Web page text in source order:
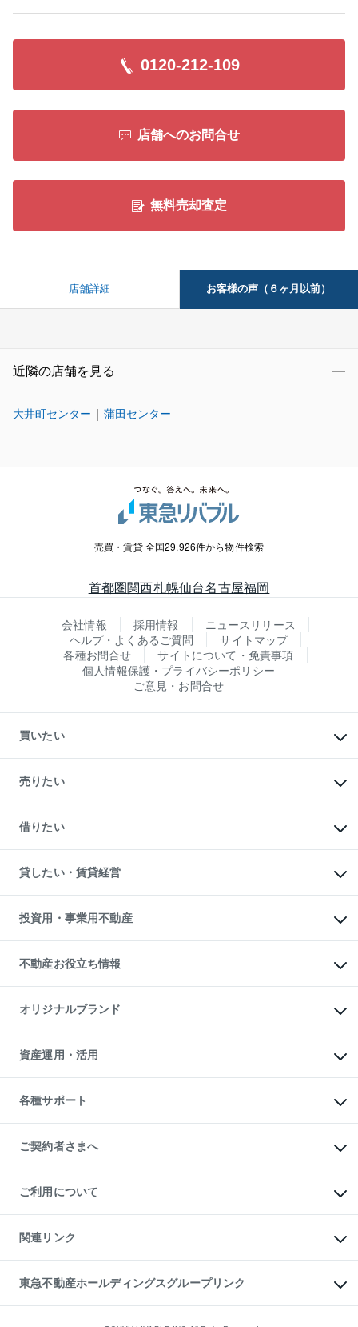
0120-212-109
店舗へのお問合せ
無料売却査定
店舗詳細 お客様の声（６ヶ月以前）
近隣の店舗を見る
大井町センター 蒲田センター
売買・賃貸 全国29,926件から物件検索
首都圏関西札幌仙台名古屋福岡
会社情報 採用情報
ニュースリリース
ヘルプ・よくあるご質問
サイトマップ
各種お問合せ
サイトについて・免責事項
個人情報保護・プライバシーポリシー
ご意見・お問合せ
買いたい
新築・分譲マンションの購入
中古マンションの購入
一戸建ての購入
中古一戸建ての購入
不動産購入の流れ
注目キーワード物件特集
購入ガイド
English 繁体中文簡体中文
売りたい
一戸建ての売却・査定
土地の売却・査定
スピードAI査定
不動産査定について
不動産売却の流れ
不動産買換えの流れ
売却ガイド
借りたい
オフィス・店舗の賃貸
借りるときの流れ
借りるガイド
貸したい・賃貸経営
マンション賃料データ
賃貸管理プラン
リロケーションについて
貸すガイド
投資用・事業用不動産
事業用不動産
マンション投資
投資用マンション
アパート経営
収益物件
ビル購入（ビル一棟）
投資用不動産の売却査定
事業用不動産の売却査定
不動産お役立ち情報
マンションライブラリー
人気マンションランキング
暮らしに役立つ不動産メディア
不動産相場・不動産価格情報
不動産コラム・ニュース
不動産用語集
不動産なんでもネット相談室
住まいの税金
オリジナルブランド
一棟リノベーションマンション
L`GENTE（ルジェンテ）
区分リノベーションマンション
投資用一棟レジデンスWELL
不動産小口投資
LEGACIA（レガシア）
資産運用・活用
不動産M&A
アセットマネジメント・出資
各種サポート
相続サポート
リフォームサポート
ご契約者さまへ
ご紹介・再契約特典
入居者様専用-各種ご案内（賃貸）
東急こすもす会「こすもすWeb」
ご利用について
金融商品取引について
東急リバブル ソーシャルメディアポリシー
ご意見・お問い合わせ（金融商品取引専用の相談・お問い合わせ窓口）
ダイレクトメール（郵送物）・Eメールなどの送付停止について
関連リンク
これからご結婚される方に東急百貨店のブライダルクラブ
人材サービスのご用命は 東急リバブルスタッフ株式会社まで
東北の逸品を贈ります 東北すぐれものセレクション
東急不動産ホールディングスグループリンク
東急コミュニティー